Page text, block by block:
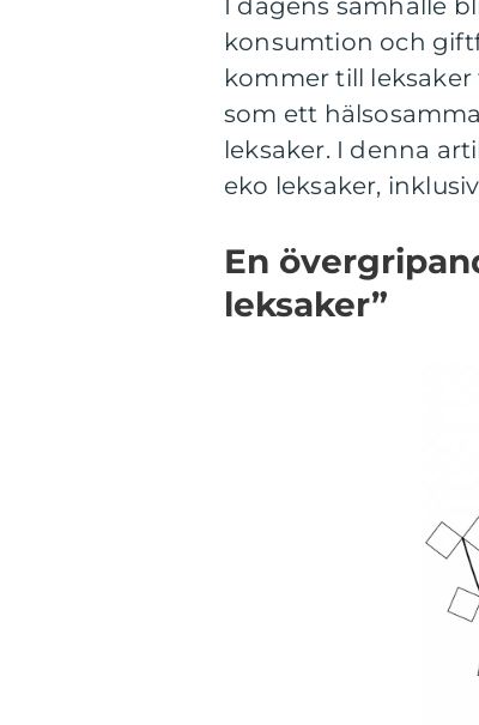
I dagens samhälle
konsumtion och
kommer till
som ett
leksaker. I denna
eko leksaker,
En
leksaker”